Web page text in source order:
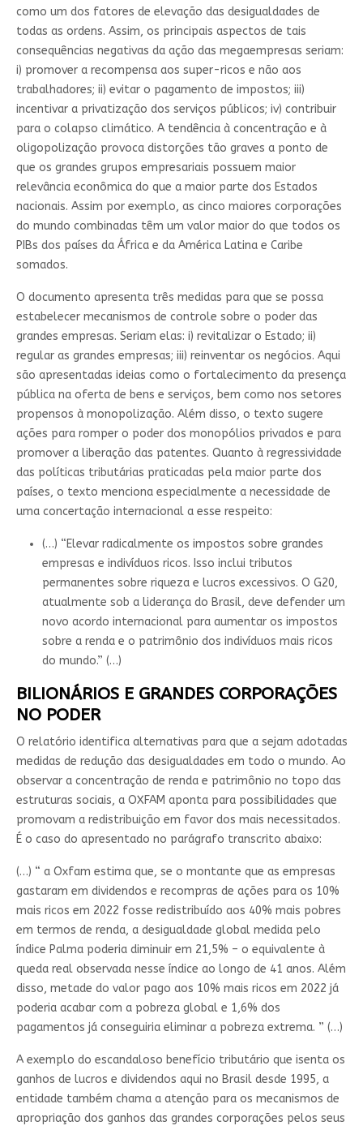
como um dos fatores de elevação das desigualdades de
todas as ordens. Assim, os principais aspectos de tais
consequências negativas da ação das megaempresas seriam:
i) promover a recompensa aos super-ricos e não aos
trabalhadores; ii) evitar o pagamento de impostos; iii)
incentivar a privatização dos serviços públicos; iv) contribuir
para o colapso climático. A tendência à concentração e à
oligopolização provoca distorções tão graves a ponto de
que os grandes grupos empresariais possuem maior
relevância econômica do que a maior parte dos Estados
nacionais. Assim por exemplo, as cinco maiores corporações
do mundo combinadas têm um valor maior do que todos os
PIBs dos países da África e da América Latina e Caribe
somados.
O documento apresenta três medidas para que se possa
estabelecer mecanismos de controle sobre o poder das
grandes empresas. Seriam elas: i) revitalizar o Estado; ii)
regular as grandes empresas; iii) reinventar os negócios. Aqui
são apresentadas ideias como o fortalecimento da presença
pública na oferta de bens e serviços, bem como nos setores
propensos à monopolização. Além disso, o texto sugere
ações para romper o poder dos monopólios privados e para
promover a liberação das patentes. Quanto à regressividade
das políticas tributárias praticadas pela maior parte dos
países, o texto menciona especialmente a necessidade de
uma concertação internacional a esse respeito:
(…) “Elevar radicalmente os impostos sobre grandes
empresas e indivíduos ricos. Isso inclui tributos
permanentes sobre riqueza e lucros excessivos. O G20,
atualmente sob a liderança do Brasil, deve defender um
novo acordo internacional para aumentar os impostos
sobre a renda e o patrimônio dos indivíduos mais ricos
do mundo.” (…)
BILIONÁRIOS E GRANDES CORPORAÇÕES
NO PODER
O relatório identifica alternativas para que a sejam adotadas
medidas de redução das desigualdades em todo o mundo. Ao
observar a concentração de renda e patrimônio no topo das
estruturas sociais, a OXFAM aponta para possibilidades que
promovam a redistribuição em favor dos mais necessitados.
É o caso do apresentado no parágrafo transcrito abaixo:
(…) “ a Oxfam estima que, se o montante que as empresas
gastaram em dividendos e recompras de ações para os 10%
mais ricos em 2022 fosse redistribuído aos 40% mais pobres
em termos de renda, a desigualdade global medida pelo
índice Palma poderia diminuir em 21,5% – o equivalente à
queda real observada nesse índice ao longo de 41 anos. Além
disso, metade do valor pago aos 10% mais ricos em 2022 já
poderia acabar com a pobreza global e 1,6% dos
pagamentos já conseguiria eliminar a pobreza extrema. ” (…)
A exemplo do escandaloso benefício tributário que isenta os
ganhos de lucros e dividendos aqui no Brasil desde 1995, a
entidade também chama a atenção para os mecanismos de
apropriação dos ganhos das grandes corporações pelos seus